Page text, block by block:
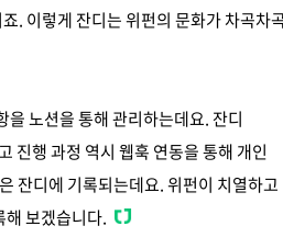
. 이렇게 잔디는 위펀의 문화가 차곡차
노션을 통해 관리하는데요. 잔디
진행 과정 역시 웹훅 연동을 통해 개인
잔디에 기록되는데요. 위펀이 치열하고
해 보겠습니다.